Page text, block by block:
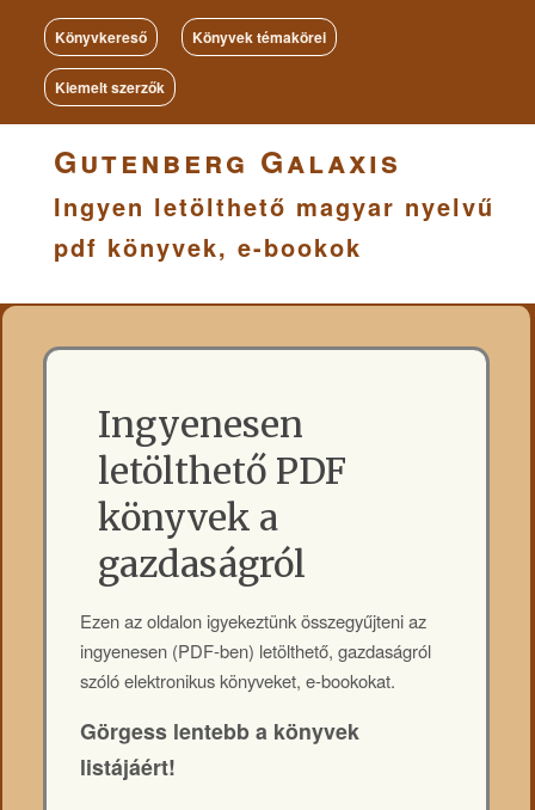
Könyvkereső Könyvek témakörei
Kiemelt szerzők
Gutenberg Galaxis
Ingyen letölthető magyar nyelvű
pdf könyvek, e-bookok
Ingyenesen
letölthető PDF
könyvek a
gazdaságról
Ezen az oldalon igyekeztünk összegyűjteni az
ingyenesen (PDF-ben) letölthető, gazdaságról
szóló elektronikus könyveket, e-bookokat.
Görgess lentebb a könyvek
listájáért!